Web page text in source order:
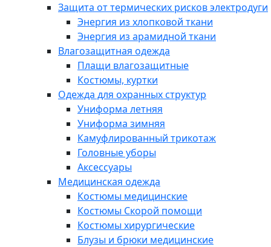
Защита от термических рисков электродуги
Энергия из хлопковой ткани
Энергия из арамидной ткани
Влагозащитная одежда
Плащи влагозащитные
Костюмы, куртки
Одежда для охранных структур
Униформа летняя
Униформа зимняя
Камуфлированный трикотаж
Головные уборы
Аксессуары
Медицинская одежда
Костюмы медицинские
Костюмы Скорой помощи
Костюмы хирургические
Блузы и брюки медицинские